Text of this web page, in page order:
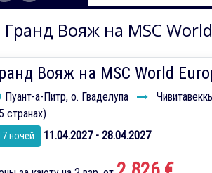
Вояж на MSC
Вояж на MSC World
Пуант-а-Питр, о. Гваделупа
странах)
ночей 11.04.2027 - 28.04.2027